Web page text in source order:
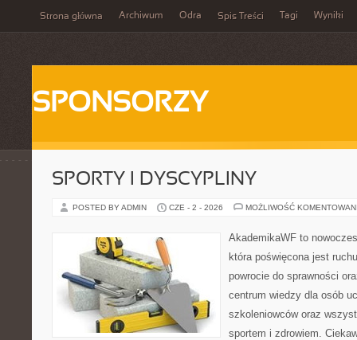
Strona główna Archiwum Odra Spis Treści Tagi Wyniki
SPONSORZY
SPORTY I DYSCYPLINY
POSTED BY ADMIN CZE - 2 - 2026 MOŻLIWOŚĆ
AkademikaWF to
która poświęcona jest
powrocie do sprawności
centrum wiedzy dla osób
szkoleniowców oraz
sportem i zdrowiem.